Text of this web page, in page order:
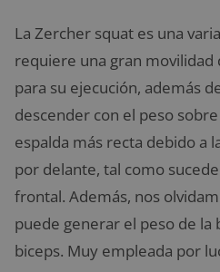
La Zercher squat es una
requiere una gran movilidad
para su ejecución, además
descender con el peso
espalda más recta debido a
por delante, tal como
frontal. Además, nos
puede generar el peso de la
biceps. Muy empleada por